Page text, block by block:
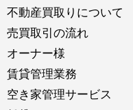
不動産買取りについて
売買取引の流れ
オーナー様
賃貸管理業務
空き家管理サービス